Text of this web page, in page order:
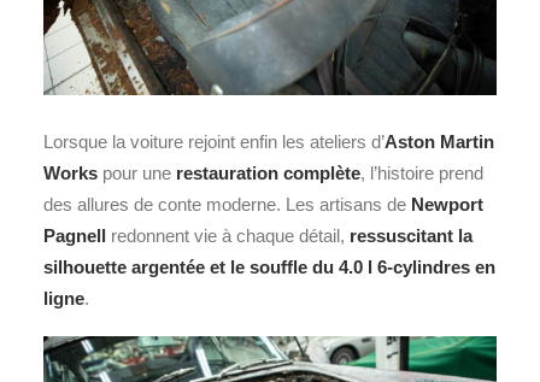
Lorsque la voiture rejoint enfin les ateliers d’Aston Martin
Works pour une restauration complète, l’histoire prend
des allures de conte moderne. Les artisans de Newport
Pagnell redonnent vie à chaque détail, ressuscitant la
silhouette argentée et le souffle du 4.0 l 6-cylindres en
ligne.